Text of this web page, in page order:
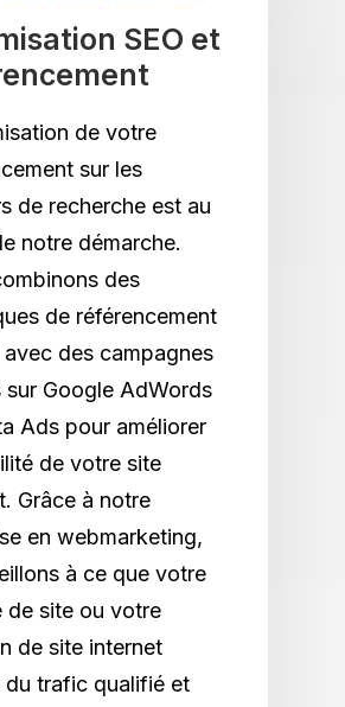
SEO et
de votre
sur les
de recherche est au
notre démarche.
des
de référencement
avec des campagnes
sur Google AdWords
Ads pour améliorer
de votre site
Grâce à notre
en webmarketing,
à ce que votre
de site ou votre
de site internet
du trafic qualifié et